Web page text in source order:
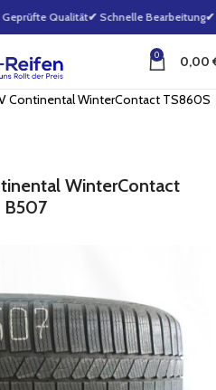
Qualität✔ Schnelle Bearbeitung✔
0 0,00
Continental WinterContact TS860S
WinterContact